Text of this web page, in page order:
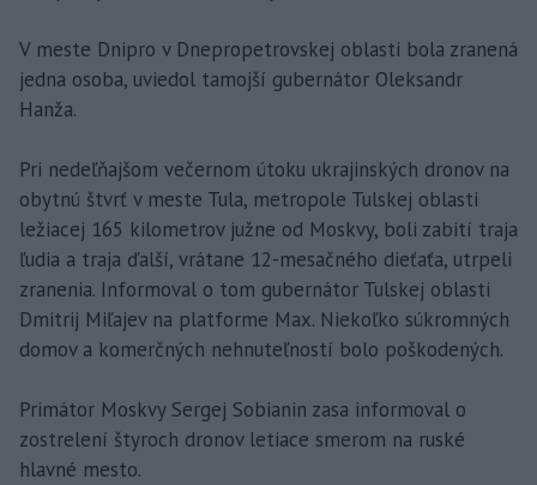
V meste Dnipro v Dnepropetrovskej oblasti bola zranená
jedna osoba, uviedol tamojší gubernátor Oleksandr
Hanža.
Pri nedeľňajšom večernom útoku ukrajinských dronov na
obytnú štvrť v meste Tula, metropole Tulskej oblasti
ležiacej 165 kilometrov južne od Moskvy, boli zabití traja
ľudia a traja ďalší, vrátane 12-mesačného dieťaťa, utrpeli
zranenia. Informoval o tom gubernátor Tulskej oblasti
Dmitrij Miľajev na platforme Max. Niekoľko súkromných
domov a komerčných nehnuteľností bolo poškodených.
Primátor Moskvy Sergej Sobianin zasa informoval o
zostrelení štyroch dronov letiace smerom na ruské
hlavné mesto.